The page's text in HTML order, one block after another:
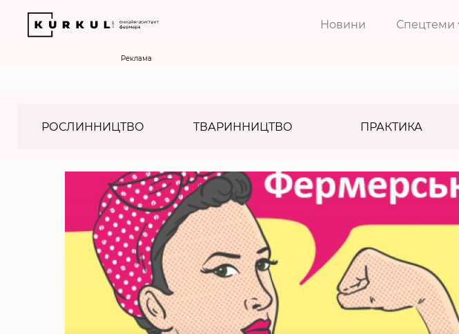
Новини Спецтеми
Реклама
РОСЛИННИЦТВО ТВАРИННИЦТВО ПРАКТИКА